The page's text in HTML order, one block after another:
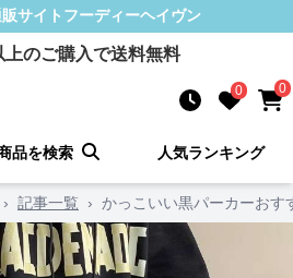
サイト フーディーヘイヴン
上のご購入で送料無料
0 0
品を検索 人気ランキング
› 記事一覧 › かっこいい黒パーカーおす